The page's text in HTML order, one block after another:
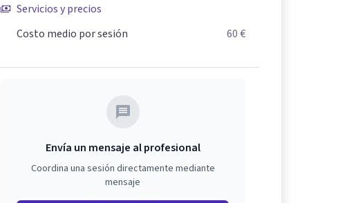
Servicios y precios
Costo medio por sesión
60 €
Envía un mensaje al profesional
Coordina una sesión directamente mediante
mensaje